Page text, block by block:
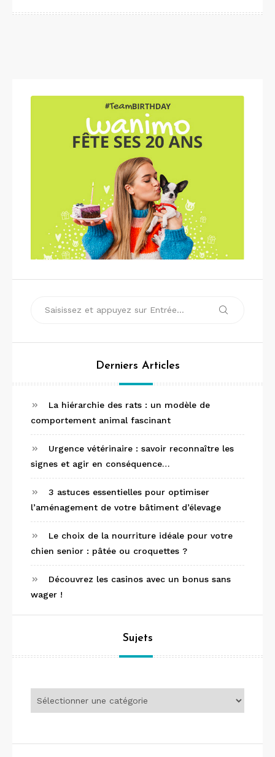
de
Derniers Articles
La hiérarchie des rats : un modèle de
comportement animal fascinant
Urgence vétérinaire : savoir reconnaître les
signes et agir en conséquence…
3 astuces essentielles pour optimiser
l’aménagement de votre bâtiment d’élevage
Le choix de la nourriture idéale pour votre
chien senior : pâtée ou croquettes ?
Découvrez les casinos avec un bonus sans
wager !
Sujets